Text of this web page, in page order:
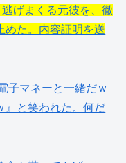
げまくる元彼を、徹
めた。内容証明を送
子マネーと一緒だｗ
』と笑われた。何だ